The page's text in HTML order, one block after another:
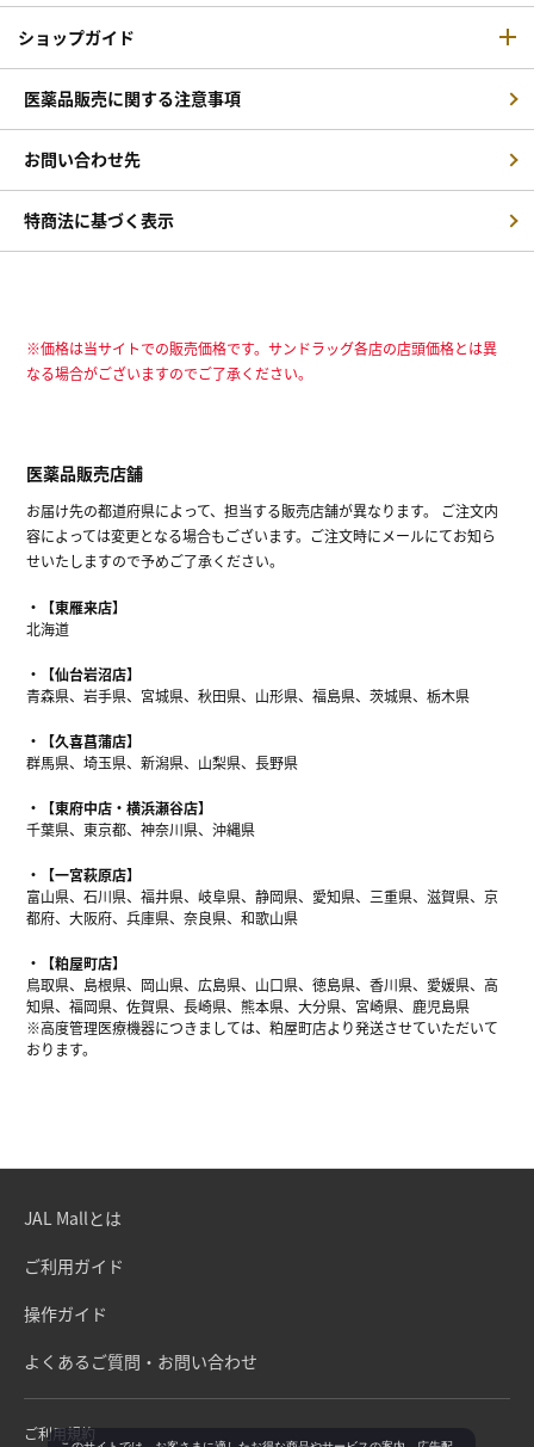
ショップガイド
医薬品販売に関する注意事項
お問い合わせ先
特商法に基づく表示
※価格は当サイトでの販売価格です。サンドラッグ各店の店頭価格とは異
なる場合がございますのでご了承ください。
医薬品販売店舗
お届け先の都道府県によって、担当する販売店舗が異なります。 ご注文内
容によっては変更となる場合もございます。ご注文時にメールにてお知ら
せいたしますので予めご了承ください。
【東雁来店】
北海道
【仙台岩沼店】
青森県、岩手県、宮城県、秋田県、山形県、福島県、茨城県、栃木県
【久喜菖蒲店】
群馬県、埼玉県、新潟県、山梨県、長野県
【東府中店・横浜瀬谷店】
千葉県、東京都、神奈川県、沖縄県
【一宮萩原店】
富山県、石川県、福井県、岐阜県、静岡県、愛知県、三重県、滋賀県、京
都府、大阪府、兵庫県、奈良県、和歌山県
【粕屋町店】
鳥取県、島根県、岡山県、広島県、山口県、徳島県、香川県、愛媛県、高
知県、福岡県、佐賀県、長崎県、熊本県、大分県、宮崎県、鹿児島県
※高度管理医療機器につきましては、粕屋町店より発送させていただいて
おります。
JAL Mallとは
ご利用ガイド
操作ガイド
よくあるご質問・お問い合わせ
ご利用規約